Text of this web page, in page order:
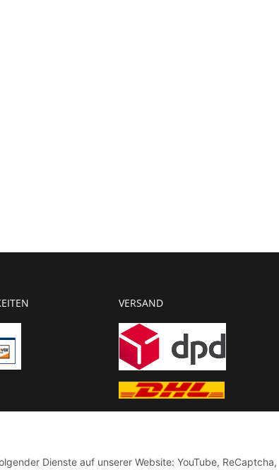
Dienste auf unserer Website: YouTube, ReCaptcha,
VERSAND